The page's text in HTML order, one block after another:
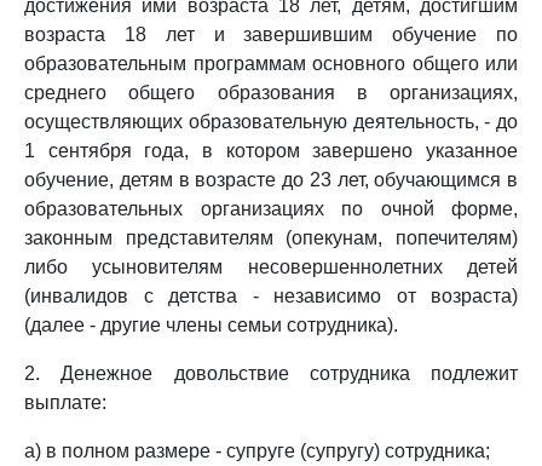
достижения ими возраста 18 лет, детям, достигшим
возраста 18 лет и завершившим обучение по
образовательным программам основного общего или
среднего общего образования в организациях,
осуществляющих образовательную деятельность, - до
1 сентября года, в котором завершено указанное
обучение, детям в возрасте до 23 лет, обучающимся в
образовательных организациях по очной форме,
законным представителям (опекунам, попечителям)
либо усыновителям несовершеннолетних детей
(инвалидов с детства - независимо от возраста)
(далее - другие члены семьи сотрудника).
2. Денежное довольствие сотрудника подлежит
выплате:
а) в полном размере - супруге (супругу) сотрудника;